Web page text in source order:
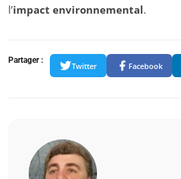
l’impact environnemental.
Partager :
Twitter Facebook